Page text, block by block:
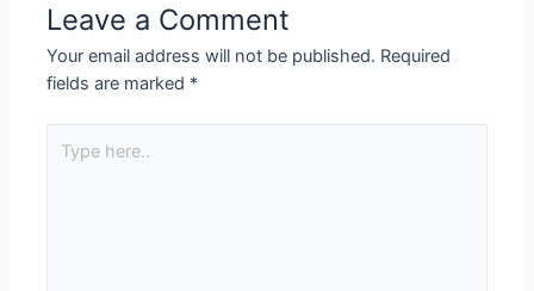
Leave a Comment
Your email address will not be published. Required
fields are marked *